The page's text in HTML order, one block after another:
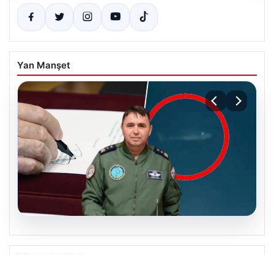
Yan Manşet
Fenerbahçe maçında uçuş talimatı